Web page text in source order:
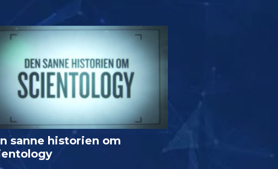
sanne historien om